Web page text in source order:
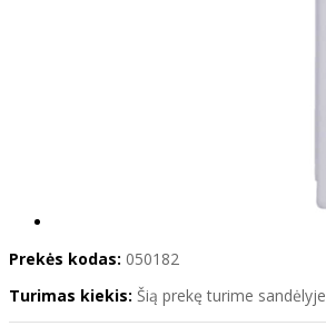
Prekės kodas: 050182
Turimas kiekis: Šią prekę turime sandėlyje